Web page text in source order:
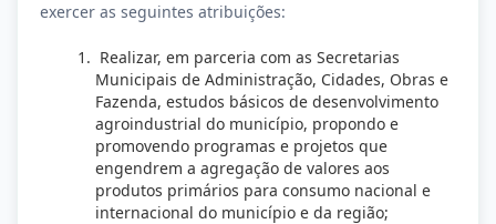
exercer as seguintes atribuições:
Realizar, em parceria com as Secretarias
Municipais de Administração, Cidades, Obras e
Fazenda, estudos básicos de desenvolvimento
agroindustrial do município, propondo e
promovendo programas e projetos que
engendrem a agregação de valores aos
produtos primários para consumo nacional e
internacional do município e da região;